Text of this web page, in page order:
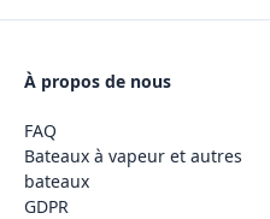
À propos de nous
FAQ
Bateaux à vapeur et autres
bateaux
GDPR